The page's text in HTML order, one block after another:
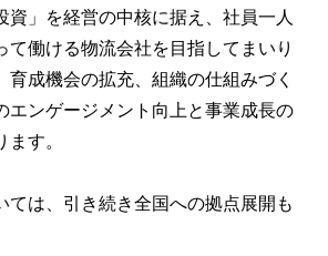
資」を経営の中核に据え、社員一人
て働ける物流会社を目指してまいり
育成機会の拡充、組織の仕組みづく
エンゲージメント向上と事業成長の
す。
ては、引き続き全国への拠点展開も